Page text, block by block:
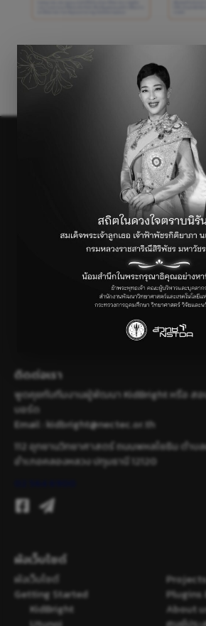
←Previous เรื่อง
ติดต่อเรา
พูดคุยกับทีมงานผู้พัฒนา KidBright หรือ สอ
บอร์ด
Email : kidbright@nectec.or.th
112 อุทยานวิทยาศาสตร์ ถนนพหลโยธิน ตำบ
อำเภอคลองหลวง ปทุมธานี 12120
ผังเว็บไซต์
ผังเว็บไซต์
Getting Started
KidBright
Projects
Plugins
About